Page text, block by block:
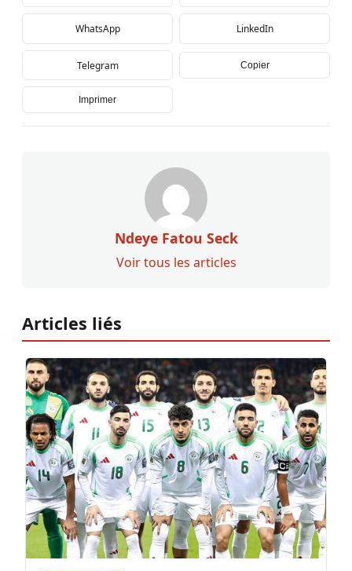
WhatsApp LinkedIn
Telegram Copier
Imprimer
Ndeye Fatou Seck
Voir tous les articles
Articles liés